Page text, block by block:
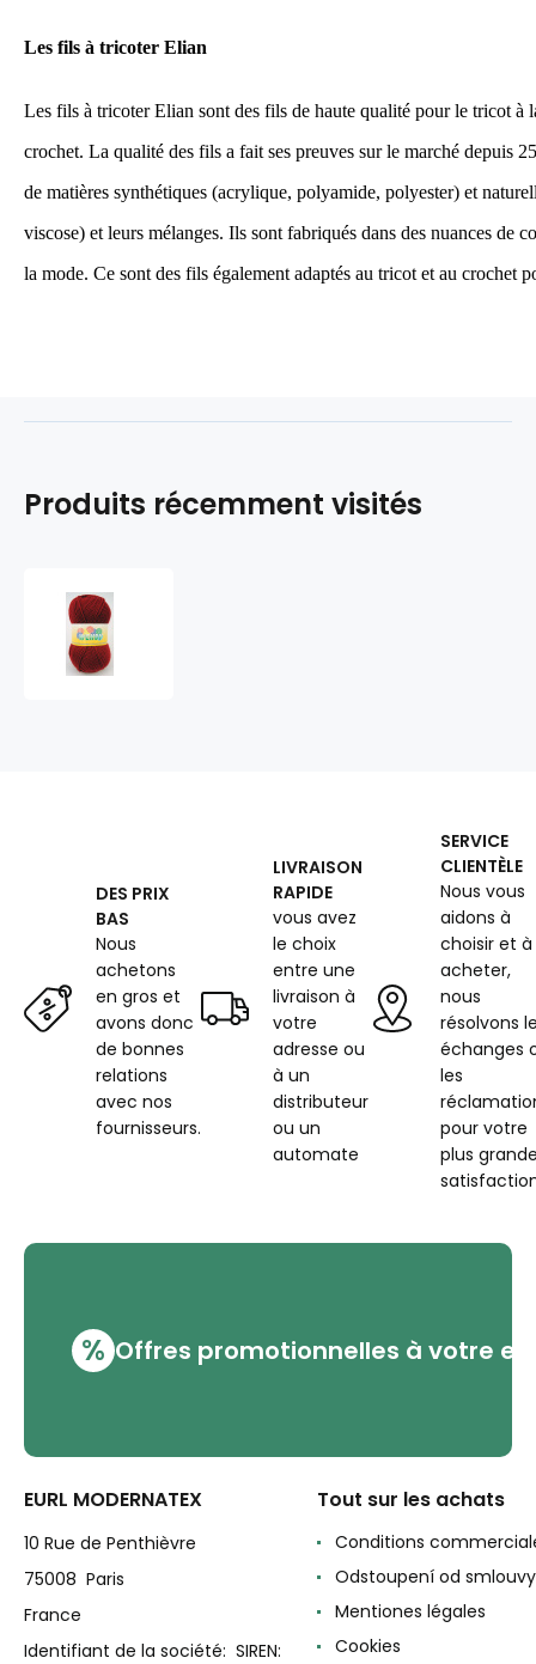
Les fils à tricoter Elian
Les fils à tricoter Elian sont des fils de haute qualité pour le tricot à
crochet. La qualité des fils a fait ses preuves sur le marché depuis
de matières synthétiques (acrylique, polyamide, polyester) et
viscose) et leurs mélanges. Ils sont fabriqués dans des nuances de
la mode. Ce sont des fils également adaptés au tricot et au crochet
Produits récemment visités
DES PRIX
BAS
Nous
achetons
en gros et
avons donc
de bonnes
relations
avec nos
fournisseurs.
LIVRAISON
RAPIDE
vous avez
le choix
entre une
livraison à
votre
adresse ou
à un
distributeur
ou un
automate
SERVICE
CLIENTÈLE
Nous vous
aidons à
choisir et à
acheter,
nous
résolvons
échanges
les
pour votre
plus
% Offres promotionnelles à votre
EURL MODERNATEX
10 Rue de Penthièvre
75008 Paris
France
Identifiant de la société: SIREN:
Tout sur les achats
Conditions
Odstoupení od smlouvy
Mentiones légales
Cookies